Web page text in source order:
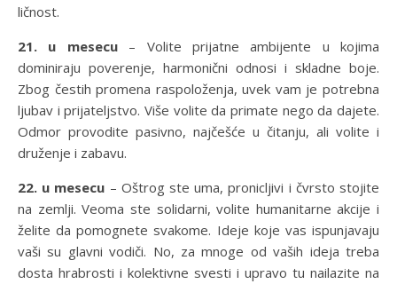
ličnost.
21. u mesecu– Volite prijatne ambijente u kojima
dominiraju poverenje, harmonični odnosi i skladne boje.
Zbog čestih promena raspoloženja, uvek vam je potrebna
ljubav i prijateljstvo. Više volite da primate nego da dajete.
Odmor provodite pasivno, najčešće u čitanju, ali volite i
druženje i zabavu.
22. u mesecu – Oštrog ste uma, pronicljivi i čvrsto stojite
na zemlji. Veoma ste solidarni, volite humanitarne akcije i
želite da pomognete svakome. Ideje koje vas ispunjavaju
vaši su glavni vodiči. No, za mnoge od vaših ideja treba
dosta hrabrosti i kolektivne svesti i upravo tu nailazite na